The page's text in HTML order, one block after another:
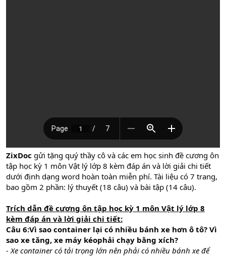
ZixDoc gửi tặng quý thầy cô và các em học sinh đề cương ôn
tập học kỳ 1 môn Vật lý lớp 8 kèm đáp án và lời giải chi tiết
dưới định dạng word hoàn toàn miễn phí. Tài liệu có 7 trang,
bao gồm 2 phần: lý thuyết (18 câu) và bài tập (14 câu).
Trích dẫn đề cương ôn tập học kỳ 1 môn Vật lý lớp 8
kèm đáp án và lời giải chi tiết:
Câu 6:Vì sao container lại có nhiều bánh xe hơn ô tô? Vì
sao xe tăng, xe máy kéophải chạy bằng xích?
- Xe container có tải trọng lớn nên phải có nhiều bánh xe để